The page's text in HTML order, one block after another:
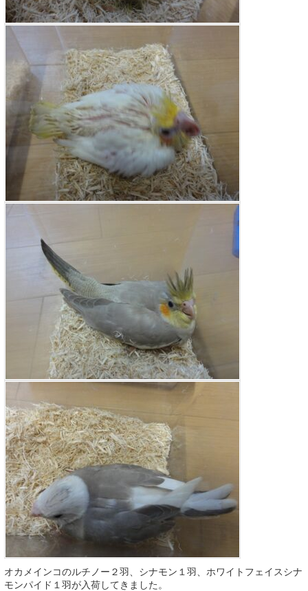
オカメインコのルチノー２羽、シナモン１羽、ホワイトフェイスシナ
モンパイド１羽が入荷してきました。